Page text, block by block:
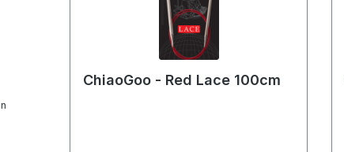
ChiaoGoo - Red Lace 100cm